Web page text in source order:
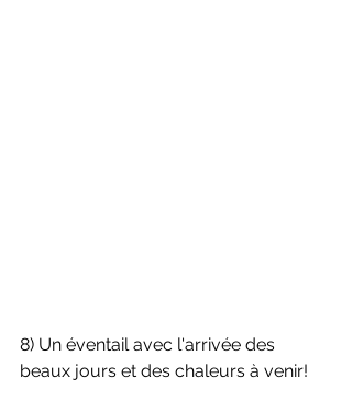
8) Un éventail avec l'arrivée des
beaux jours et des chaleurs à venir!